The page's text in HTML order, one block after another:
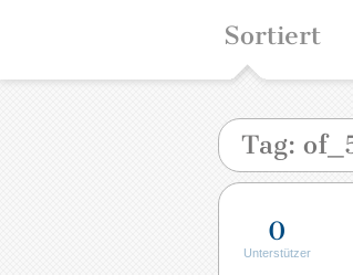
Sortiert
Tag:
0
Unterstützer